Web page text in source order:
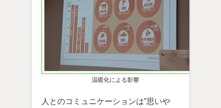
温暖化による影響
人とのコミュニケーションは”思いや